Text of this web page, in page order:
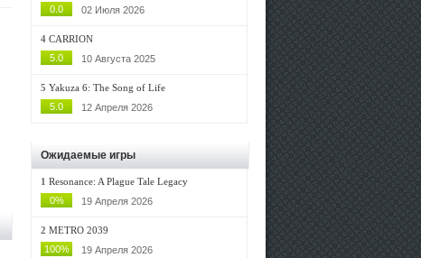
0.0
02 Июля 2026
4 CARRION
5.0
10 Августа 2025
5 Yakuza 6: The Song of Life
5.0
12 Апреля 2026
Ожидаемые игры
1 Resonance: A Plague Tale Legacy
0%
19 Апреля 2026
2 METRO 2039
100%
19 Апреля 2026